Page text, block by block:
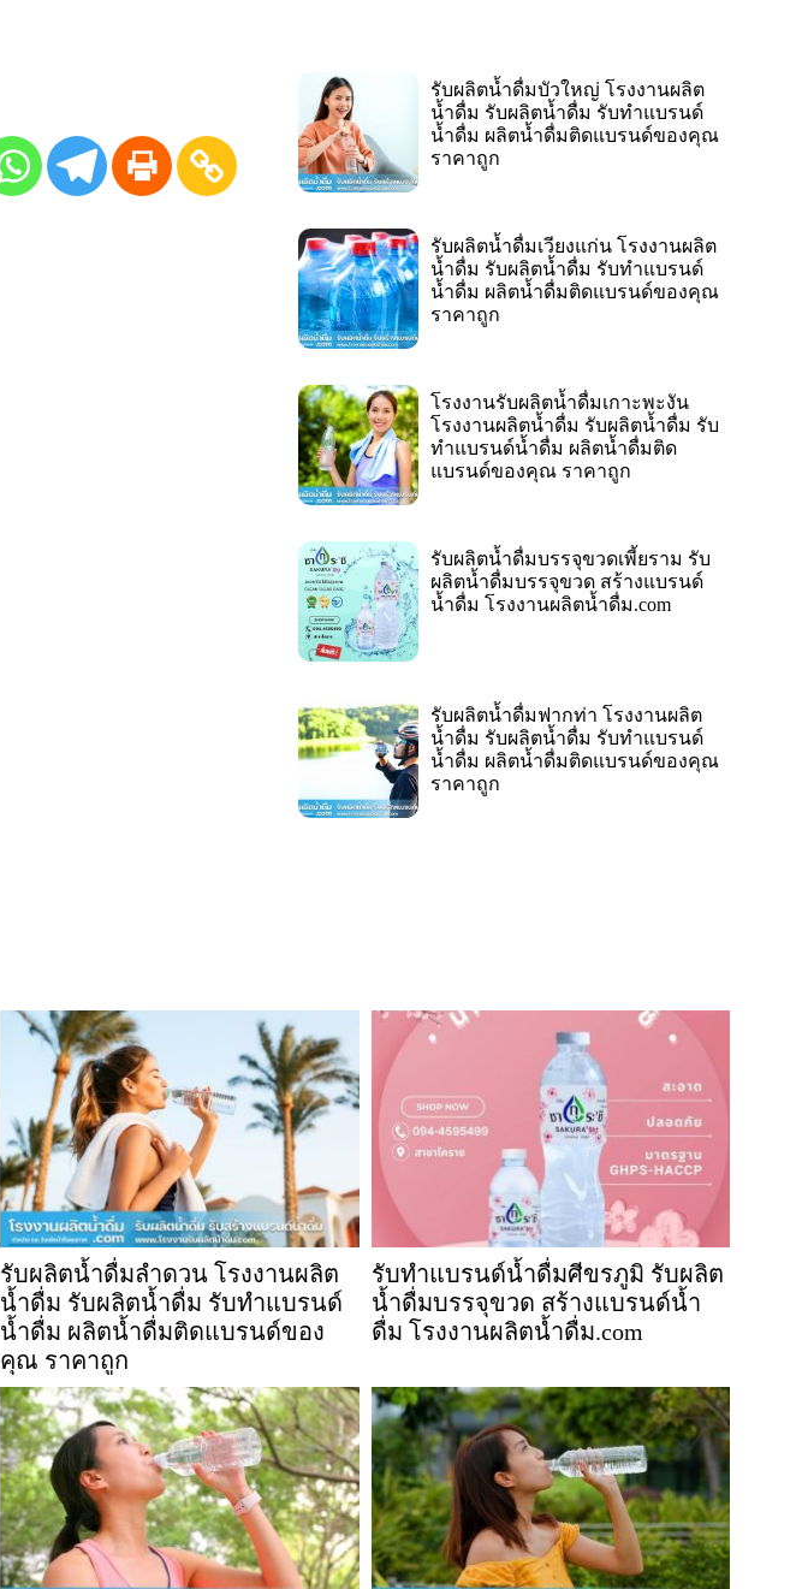
รับผลิตน้ำดื่มบัวใหญ่ โรงงานผลิต
น้ำดื่ม รับผลิตน้ำดื่ม รับทำแบรนด์
น้ำดื่ม ผลิตน้ำดื่มติดแบรนด์ของคุณ
ราคาถูก
รับผลิตน้ำดื่มเวียงแก่น โรงงานผลิต
น้ำดื่ม รับผลิตน้ำดื่ม รับทำแบรนด์
น้ำดื่ม ผลิตน้ำดื่มติดแบรนด์ของคุณ
ราคาถูก
โรงงานรับผลิตน้ำดื่มเกาะพะงัน
โรงงานผลิตน้ำดื่ม รับผลิตน้ำดื่ม รับ
ทำแบรนด์น้ำดื่ม ผลิตน้ำดื่มติด
แบรนด์ของคุณ ราคาถูก
รับผลิตน้ำดื่มบรรจุขวดเพี้ยราม รับ
ผลิตน้ำดื่มบรรจุขวด สร้างแบรนด์
น้ำดื่ม โรงงานผลิตน้ำดื่ม.com
รับผลิตน้ำดื่มฟากท่า โรงงานผลิต
น้ำดื่ม รับผลิตน้ำดื่ม รับทำแบรนด์
น้ำดื่ม ผลิตน้ำดื่มติดแบรนด์ของคุณ
ราคาถูก
รับผลิตน้ำดื่มลำดวน โรงงานผลิต
น้ำดื่ม รับผลิตน้ำดื่ม รับทำแบรนด์
น้ำดื่ม ผลิตน้ำดื่มติดแบรนด์ของ
คุณ ราคาถูก
รับทำแบรนด์น้ำดื่มศีขรภูมิ รับผลิต
น้ำดื่มบรรจุขวด สร้างแบรนด์น้ำ
ดื่ม โรงงานผลิตน้ำดื่ม.com